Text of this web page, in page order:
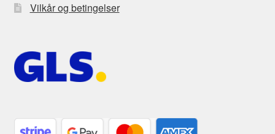
Vilkår og betingelser